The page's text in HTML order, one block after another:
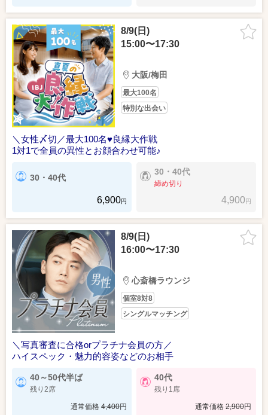
8/9(日)
15:00〜17:30
大阪/梅田
最大100名
特別な出会い
＼女性〆切／最大100名♥良縁大作戦
1対1で全員の異性とお顔合わせ可能♪
30・40代
6,900円
30・40代
締め切り
4,900円
8/9(日)
16:00〜17:30
心斎橋ラウンジ
個室8対8
シングルマッチング
＼写真審査に合格orプラチナ会員の方／
ハイスペック・魅力的容姿などのお相手
40～50代半ば
残り2席
通常価格 4,400円
40代
残り1席
通常価格 2,900円